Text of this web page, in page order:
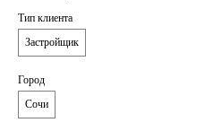
Тип клиента
Застройщик
Город
Сочи